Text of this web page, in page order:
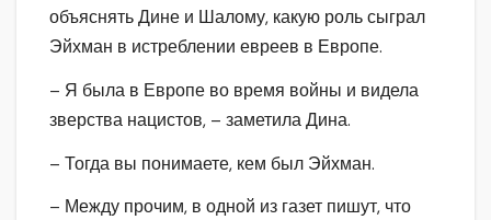
объяснять Дине и Шалому, какую роль сыграл
Эйхман в истреблении евреев в Европе.
– Я была в Европе во время войны и видела
зверства нацистов, – заметила Дина.
– Тогда вы понимаете, кем был Эйхман.
– Между прочим, в одной из газет пишут, что